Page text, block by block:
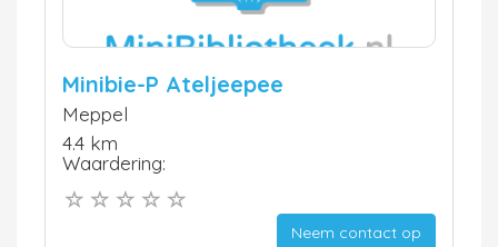
Minibie-P Ateljeepee
Meppel
4.4 km
Waardering:
Neem contact op